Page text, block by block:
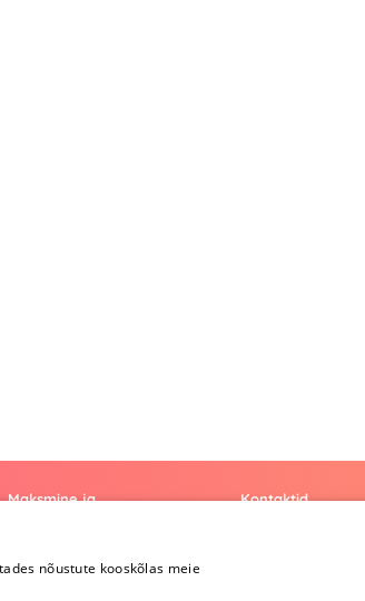
Maksmine ja
Maksmine ja
Kontaktid
nõustute kooskõlas meie